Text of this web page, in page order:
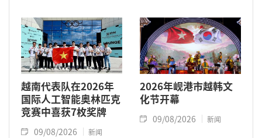
越南代表队在2026年
国际人工智能奥林匹克
竞赛中喜获7枚奖牌
09/08/2026 新闻
2026年岘港市越韩文
化节开幕
09/08/2026 新闻